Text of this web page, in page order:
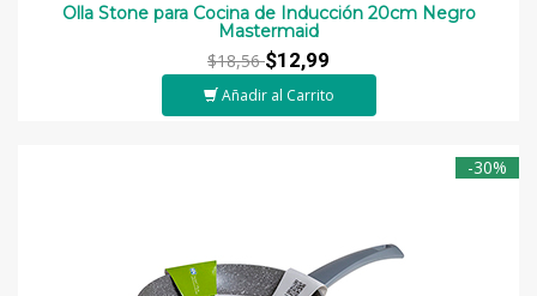
Olla Stone para Cocina de Inducción 20cm Negro
Mastermaid
$18,56$12,99
Añadir al Carrito
-30%